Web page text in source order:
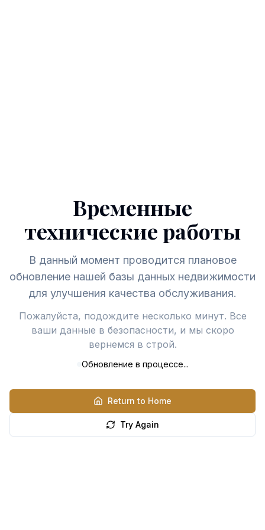
Временные
технические работы
В данный момент проводится плановое
обновление нашей базы данных недвижимости
для улучшения качества обслуживания.
Пожалуйста, подождите несколько минут. Все
ваши данные в безопасности, и мы скоро
вернемся в строй.
Обновление в процессе...
Return to Home
Try Again